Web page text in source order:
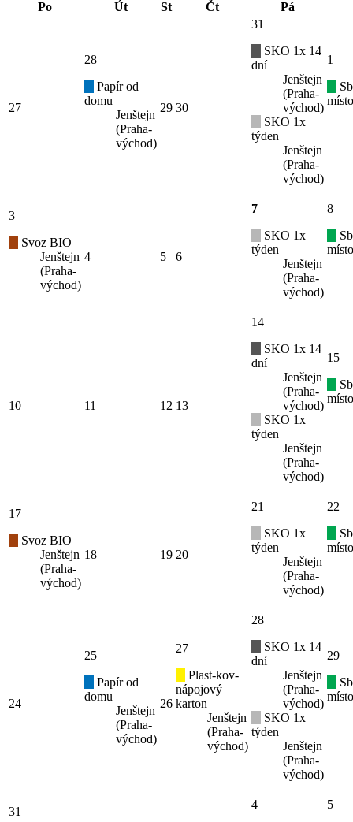
Po Út St Čt Pá
27
28
Papír od
domu
Jenštejn
(Praha-
východ)
29 30
31
SKO 1x 14
dní
Jenštejn
(Praha-
východ)
SKO 1x
týden
Jenštejn
(Praha-
východ)
1
3
Svoz BIO
Jenštejn
(Praha-
východ)
4 5 6
7
SKO 1x
týden
Jenštejn
(Praha-
východ)
8
10 11 12 13
14
SKO 1x 14
dní
Jenštejn
(Praha-
východ)
SKO 1x
týden
Jenštejn
(Praha-
východ)
15
17
Svoz BIO
Jenštejn
(Praha-
východ)
18 19 20
21
SKO 1x
týden
Jenštejn
(Praha-
východ)
22
24
25
Papír od
domu
Jenštejn
(Praha-
východ)
26
27
Plast-kov-
nápojový
karton
Jenštejn
(Praha-
východ)
28
SKO 1x 14
dní
Jenštejn
(Praha-
východ)
SKO 1x
týden
Jenštejn
(Praha-
východ)
29
31
4
5